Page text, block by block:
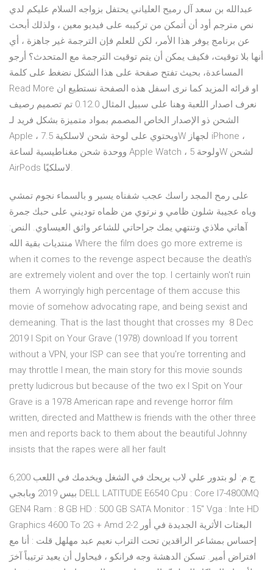
عبدالله بن سعد آل رميح العلياني يحتفل بزواجه السلام عليكم لدي
نص مترجم أود أن أتمكن من تركيبه على فيديو معين ، ولذلك أبحث
عن برنامج يوفر هذا الأمر، لكن للعلم فإن الترجمة غير جاهزة ، أي
أنها بلا توقيت، فكيف يمكن أن يتم توقيت الترجمة مع المتحدث؟ أرجو
المساعدة، بحيث تفتح صفحة على هذا الشكل نضغط على كلمة
Read More او قرائه المزيد كما نرى اسفل هذه الصفحة نستطيع ان
نعرف اصدار اللعبة وهنا على سبيل المثال 0.12.0 تم تصميم رصيف
الشحن ذو الإصدار الخاص المصمم بمواد متميزة بشكل فريد لـ
Apple ، ويحتوي على لوحة شحن لاسلكية 7.5W لجهاز iPhone ،
ووحدة شحن مغناطيسية لساعة Apple Watch ، ولوحة 5W لشحن
AirPods لاسلكيًا.
على رمح المجد راسك عجب شفناه يسير و بالسماء نجوم تمشي
وياه عجيبة شلون ظامي و نرتوي من ظماه توديني على حبك جمرة
آهاتي ملاذي وتنتهي يمك جراحاتي للشاعر واثق العيساوي. النص:
منتديات بقية الله Where the film does go more extreme is
when it comes to the revenge aspect because the death's
are extremely violent and over the top. I certainly won't ruin
them A worryingly high percentage of them accuse this
movie of somehow advocating rape, and being sexist and
demeaning. That is the last thought that crosses my 8 Dec
2019 I Spit on Your Grave (1978) download If you torrent
without a VPN, your ISP can see that you're torrenting and
may throttle I mean, the main story for this movie sounds
pretty ludicrous but because of the two ex I Spit on Your
Grave is a 1978 American rape and revenge horror film
written, directed and Matthew is friends with the other three
men and reports back to them about the beautiful Johnny
insists that the rapes were all her fault
6,200 ج.م: لو بتدور علي لاب يريحك في الشغل ويخدمك في اللعب
بيس 2019 وبابجي DELL LATITUDE E6540 Cpu : Core I7-4800MQ
GEN4 Ram : 8 GB HD : 500 GB SATA Monitor : 15" Vga : Inte HD
Graphics 4600 To 2G + Amd البعثات الأثرية الجديدة في أور 2-2
إحساس بمشاعر الراقدين تحت التراب نعيم عبد مهلهل قلت : أنا مع
افتراض أمير. تسكن الدهشة وجه فرانكو ، فيحاول أن يعيد ترتيباً آخرَ